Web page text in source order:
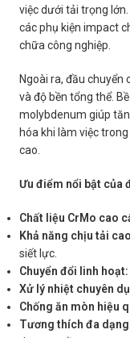
việc dưới tải trọng
các phụ kiện impact
chữa công nghiệp.
Ngoài ra, đầu chuyển
và độ bền tổng thể.
molybdenum giúp
hóa khi làm việc
cao.
Ưu điểm nổi bật của
Chất liệu CrMo cao
Khả năng chịu tải
siết lực.
Chuyển đổi linh hoạt:
Xử lý nhiệt chuyên
Chống ăn mòn hiệu
Tương thích đa